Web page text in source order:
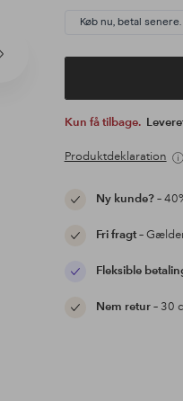
Køb nu, betal senere.
Kun få tilbage.
Produktdeklaration
Ny kunde?–
Fri fragt–
Fleksible
Nem retur– 30